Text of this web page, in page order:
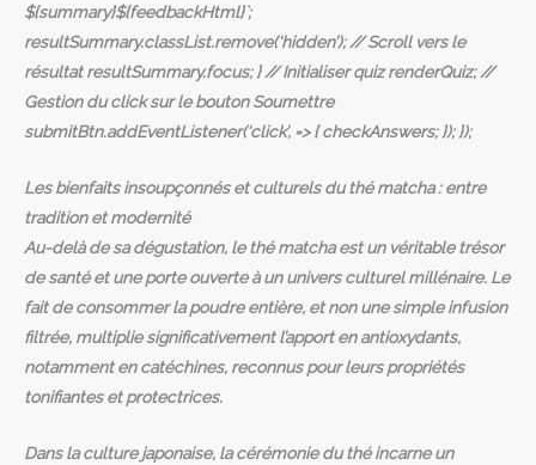
${summary}${feedbackHtml}`;
resultSummary.classList.remove(‘hidden’); // Scroll vers le
résultat resultSummary.focus; } // Initialiser quiz renderQuiz; //
Gestion du click sur le bouton Soumettre
submitBtn.addEventListener(‘click’, => { checkAnswers; }); });
Les bienfaits insoupçonnés et culturels du thé matcha : entre
tradition et modernité
Au-delà de sa dégustation, le thé matcha est un véritable trésor
de santé et une porte ouverte à un univers culturel millénaire. Le
fait de consommer la poudre entière, et non une simple infusion
filtrée, multiplie significativement l’apport en antioxydants,
notamment en catéchines, reconnus pour leurs propriétés
tonifiantes et protectrices.
Dans la culture japonaise, la cérémonie du thé incarne un